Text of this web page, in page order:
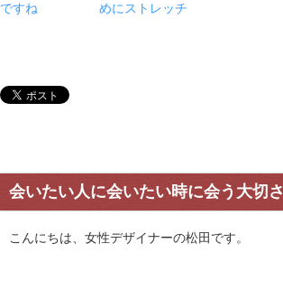
ですね
めにストレッチ
会いたい人に会いたい時に会う大切さ
こんにちは、女性デザイナーの松田です。